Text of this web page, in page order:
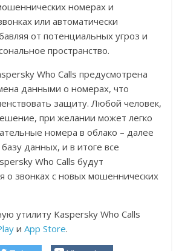
номерах и
или автоматически
от потенциальных угроз и
пространство.
Who Calls предусмотрена
данными о номерах, что
защиту. Любой человек,
при желании может легко
номера в облако – далее
данных, и в итоге все
Who Calls будут
о звонках с новых мошеннических
утилиту Kaspersky Who Calls
иApp Store.